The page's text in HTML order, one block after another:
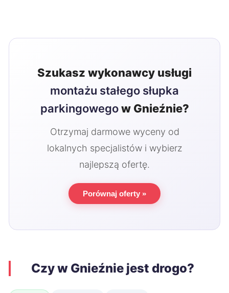
Szukasz wykonawcy usługi
montażu stałego słupka
parkingowegow Gnieźnie?
Otrzymaj darmowe wyceny od
lokalnych specjalistów i wybierz
najlepszą ofertę.
Porównaj oferty »
Czy w Gnieźnie jest drogo?